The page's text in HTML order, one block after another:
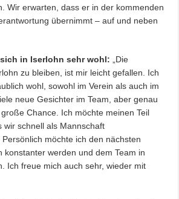
Wir erwarten, dass er in der kommenden
übernimmt – auf und neben
in Iserlohn sehr wohl: „Die
zu bleiben, ist mir leicht gefallen. Ich
wohl, sowohl im Verein als auch im
neue Gesichter im Team, aber genau
Chance. Ich möchte meinen Teil
wir schnell als Mannschaft
möchte ich den nächsten
konstanter werden und dem Team in
Ich freue mich auch sehr, wieder mit